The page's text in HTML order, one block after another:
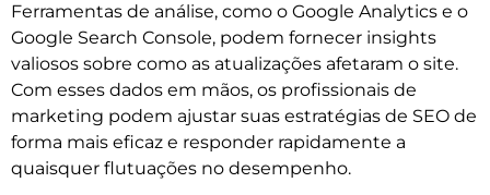
Ferramentas de análise, como o Google Analytics e o
Google Search Console, podem fornecer insights
valiosos sobre como as atualizações afetaram o site.
Com esses dados em mãos, os profissionais de
marketing podem ajustar suas estratégias de SEO de
forma mais eficaz e responder rapidamente a
quaisquer flutuações no desempenho.